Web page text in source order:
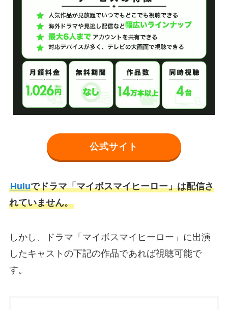
公式サイト
Huluでドラマ「マイボスマイヒーロー」は配信さ
れていません。
しかし、ドラマ「マイボスマイヒーロー」に出演
したキャストの下記の作品であれば視聴可能で
す。